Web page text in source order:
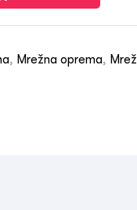
, Mrežna oprema,